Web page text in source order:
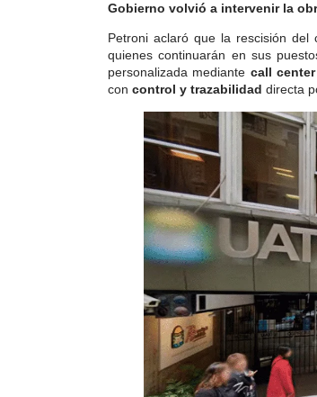
Gobierno volvió a intervenir la
Petroni aclaró que la rescisión del
quienes continuarán en sus
personalizada mediante call center
con control y trazabilidad directa